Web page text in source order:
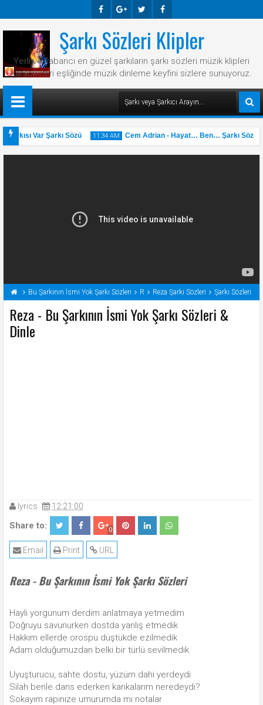
Ook E-
Plus
R Ook
Şarkı Sözleri Klipler
Yerli ve yabancı en güzel şarkıların şarkı sözleri müzik klipleri
karaokeleri eşliğinde müzik dinleme keyfini sizlere sunuyoruz.
Var Şarkı Sözü 11:34 AM
31 May
2025
Cem Adrian - Hayat… Ben… Şarkı Sözü
Bu Şarkının İsmi Yok Şarkı Sözleri R Reza Şarkı Sözleri Şarkı Sözleri
Reza - Bu Şarkının İsmi Yok Şarkı Sözleri &
Dinle
lyrics 12:21:00
Share to: 0
URL
Print
Email
Reza - Bu Şarkının İsmi Yok Şarkı Sözleri
Hayli yorgunum derdim anlatmaya yetmedim
Doğruyu savunurken dostda yanlış etmedik
Hakkım ellerde orospu düştükde ezilmedik
Adam olduğumuzdan belki bir türlü sevilmedik
Uyuşturucu, sahte dostu, yüzüm dahi yerdeydi
Silah benle dans ederken kankalarım neredeydi?
Sokayım rapinize umurumda mı notalar